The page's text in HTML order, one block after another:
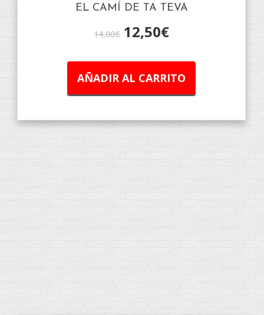
EL CAMÍ DE TA TEVA
14,00€ 12,50€
AÑADIR AL CARRITO